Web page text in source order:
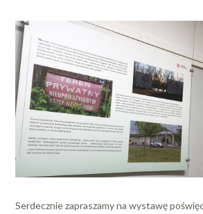
Serdecznie zapraszamy na wystawę